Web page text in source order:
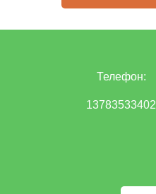
Телефон:
13783533402